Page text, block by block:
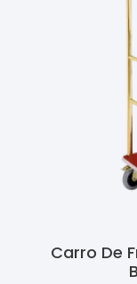
Carro De